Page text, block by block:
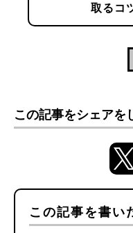
取るコ
この記事をシェアを
この記事を書い